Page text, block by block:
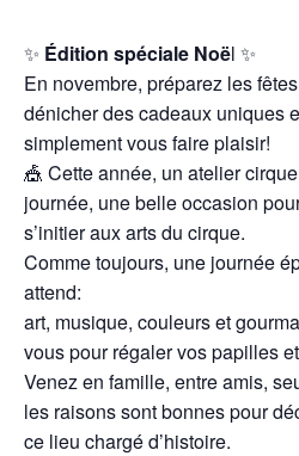
✨ Édition spéciale Noël ✨
En novembre, préparez les
dénicher des cadeaux uniques
simplement vous faire plaisir!
🎪 Cette année, un atelier
journée, une belle occasion
s’initier aux arts du cirque.
Comme toujours, une journée
attend:
art, musique, couleurs et
vous pour régaler vos papilles
Venez en famille, entre amis,
les raisons sont bonnes pour
ce lieu chargé d’histoire.